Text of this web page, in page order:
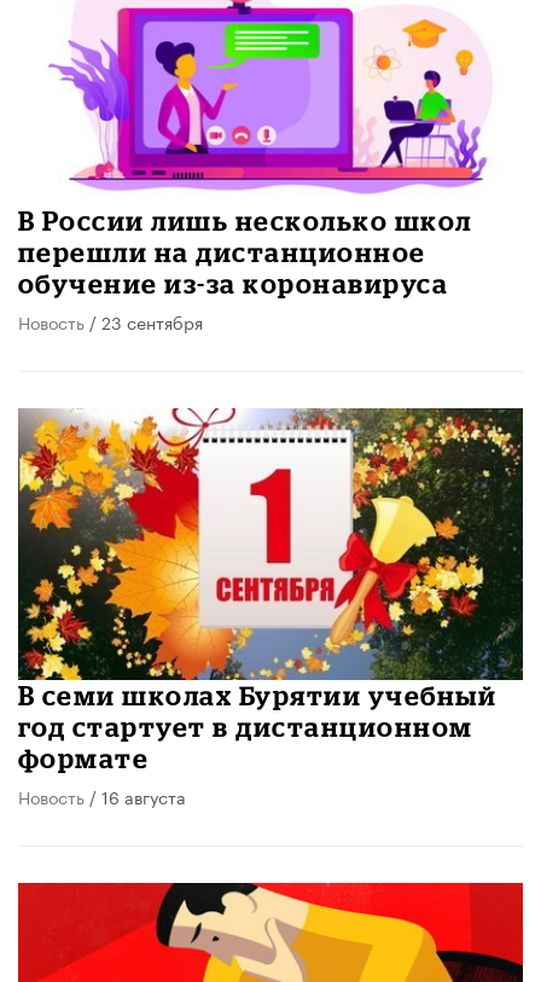
В России лишь несколько школ
перешли на дистанционное
обучение из-за коронавируса
Новость / 23 сентября
В семи школах Бурятии учебный
год стартует в дистанционном
формате
Новость / 16 августа